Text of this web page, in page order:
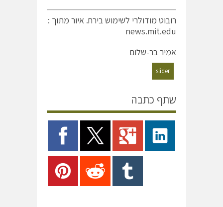
רובוט מודולרי לשימוש בירח. איור מתוך :
news.mit.edu
אמיר בר-שלום
slider
שתף כתבה